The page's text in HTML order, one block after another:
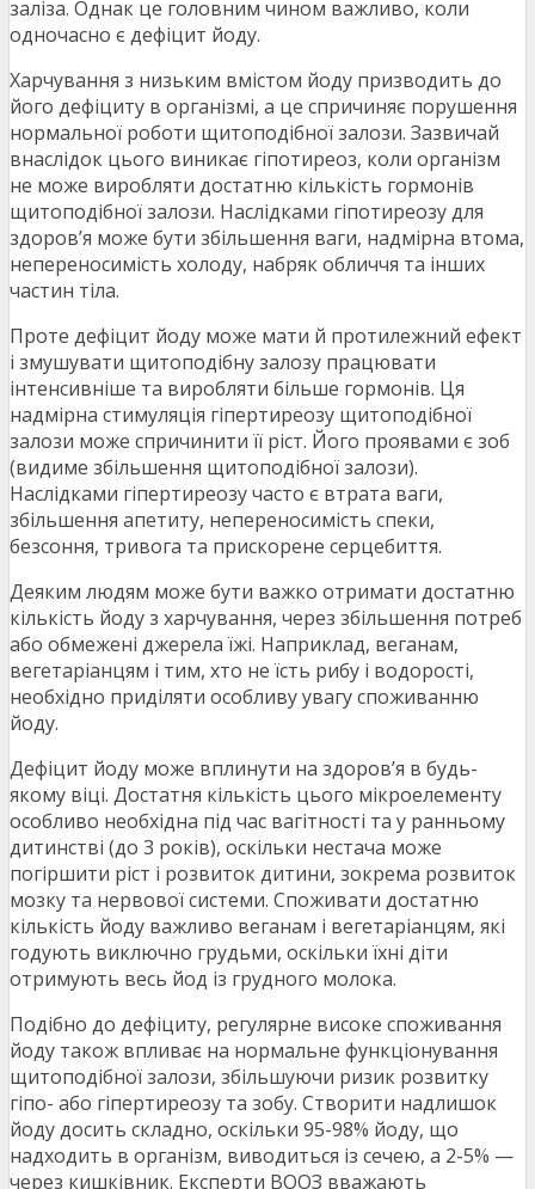
заліза. Однак це головним чином важливо, коли
одночасно є дефіцит йоду.
Харчування з низьким вмістом йоду призводить до
його дефіциту в організмі, а це спричиняє порушення
нормальної роботи щитоподібної залози. Зазвичай
внаслідок цього виникає гіпотиреоз, коли організм
не може виробляти достатню кількість гормонів
щитоподібної залози. Наслідками гіпотиреозу для
здоров’я може бути збільшення ваги, надмірна втома,
непереносимість холоду, набряк обличчя та інших
частин тіла.
Проте дефіцит йоду може мати й протилежний ефект
і змушувати щитоподібну залозу працювати
інтенсивніше та виробляти більше гормонів. Ця
надмірна стимуляція гіпертиреозу щитоподібної
залози може спричинити її ріст. Його проявами є зоб
(видиме збільшення щитоподібної залози).
Наслідками гіпертиреозу часто є втрата ваги,
збільшення апетиту, непереносимість спеки,
безсоння, тривога та прискорене серцебиття.
Деяким людям може бути важко отримати достатню
кількість йоду з харчування, через збільшення потреб
або обмежені джерела їжі. Наприклад, веганам,
вегетаріанцям і тим, хто не їсть рибу і водорості,
необхідно приділяти особливу увагу споживанню
йоду.
Дефіцит йоду може вплинути на здоров’я в будь-
якому віці. Достатня кількість цього мікроелементу
особливо необхідна під час вагітності та у ранньому
дитинстві (до 3 років), оскільки нестача може
погіршити ріст і розвиток дитини, зокрема розвиток
мозку та нервової системи. Споживати достатню
кількість йоду важливо веганам і вегетаріанцям, які
годують виключно грудьми, оскільки їхні діти
отримують весь йод із грудного молока.
Подібно до дефіциту, регулярне високе споживання
йоду також впливає на нормальне функціонування
щитоподібної залози, збільшуючи ризик розвитку
гіпо- або гіпертиреозу та зобу. Створити надлишок
йоду досить складно, оскільки 95-98% йоду, що
надходить в організм, виводиться із сечею, а 2-5% —
через кишківник. Експерти ВООЗ вважають